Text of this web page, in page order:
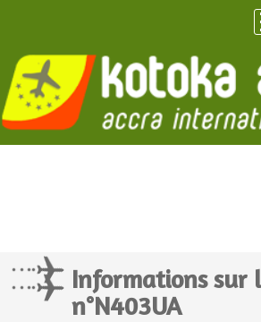
Informations sur
n°N403UA